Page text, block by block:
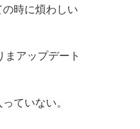
時に煩わしい
まアップデート
ていない。